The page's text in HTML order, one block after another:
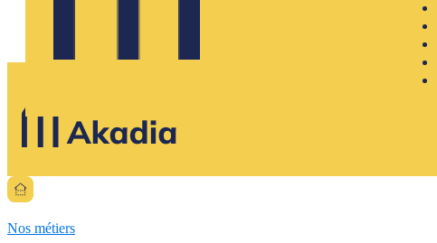
Nos métiers